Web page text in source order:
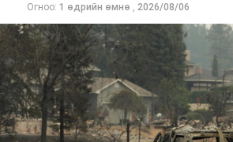
Одоогоор дэлбэрэлтийн шалтгаан,
этгээдүүдийн талаар дэлгэрэнгүй
байна.
Огноо: 1 өдрийн өмнө 2026/08/06